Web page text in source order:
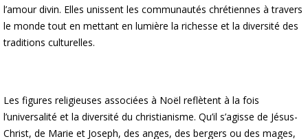
l’amour divin. Elles unissent les communautés chrétiennes à travers
le monde tout en mettant en lumière la richesse et la diversité des
traditions culturelles.
Les figures religieuses associées à Noël reflètent à la fois
l’universalité et la diversité du christianisme. Qu’il s’agisse de Jésus-
Christ, de Marie et Joseph, des anges, des bergers ou des mages,